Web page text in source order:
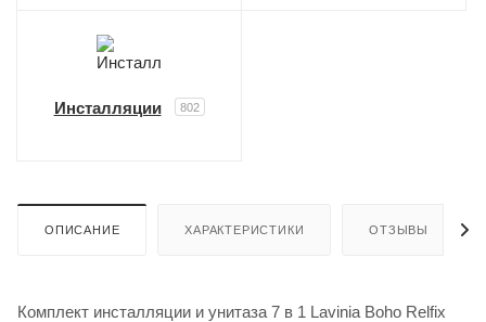
Инсталляции 802
ОПИСАНИЕ ХАРАКТЕРИСТИКИ ОТЗЫВЫ
Комплект инсталляции и унитаза 7 в 1 Lavinia Boho Relfix